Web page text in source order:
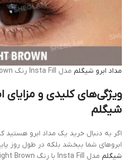
مداد ابرو شیگلم مدل Insta Fill رنگ Light Brown
ویژگی‌های کلیدی و مزایای
شیگلم
اگر به دنبال خرید یک مداد ابرو هستید
ابروهای شما ببخشد بلکه در طول روز
شیگلم